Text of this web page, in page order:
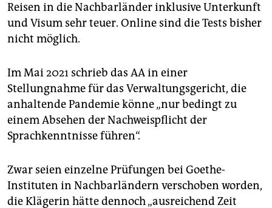
Reisen in die Nachbarländer inklusive Unterkunft
und Visum sehr teuer. Online sind die Tests bisher
nicht möglich.
Im Mai 2021 schrieb das AA in einer
Stellungnahme für das Verwaltungsgericht, die
anhaltende Pandemie könne „nur bedingt zu
einem Absehen der Nachweispflicht der
Sprachkenntnisse führen“.
Zwar seien einzelne Prüfungen bei Goethe-
Instituten in Nachbarländern verschoben worden,
die Klägerin hätte dennoch „ausreichend Zeit